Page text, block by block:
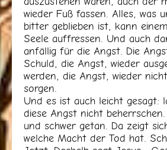
wieder Fuß fassen. Alles, was
bitter geblieben ist, kann
Seele auffressen. Und auch
anfällig für die Angst. Die
Schuld, die Angst, wieder
werden, die Angst, wieder
sorgen.
Und es ist auch leicht gesagt:
diese Angst nicht
und schwer getan. Da zeigt
welche Macht der Tod hat.